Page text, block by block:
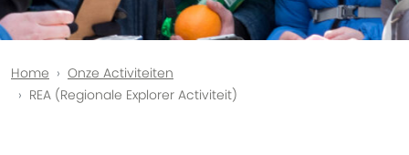
Home
Onze Activiteiten
REA (Regionale Explorer Activiteit)